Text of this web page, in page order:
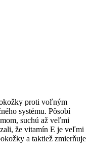
proti voľným
systému. Pôsobí
suchú až veľmi
že vitamín E je veľmi
a taktiež zmierňuje